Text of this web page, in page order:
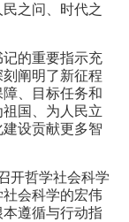
之问、时代之
的重要指示充
阐明了新征程
障、目标任务和
国、为人民立
设贡献更多智
开哲学社会科学
会科学的宏伟
遵循与行动指